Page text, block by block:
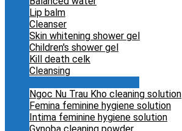
Lip balm
Cleanser
Skin whitening shower gel
Children's shower gel
Kill death celk
Cleansing
Ngoc Nu Trau Kho cleaning solution
Femina feminine hygiene solution
Intima feminine hygiene solution